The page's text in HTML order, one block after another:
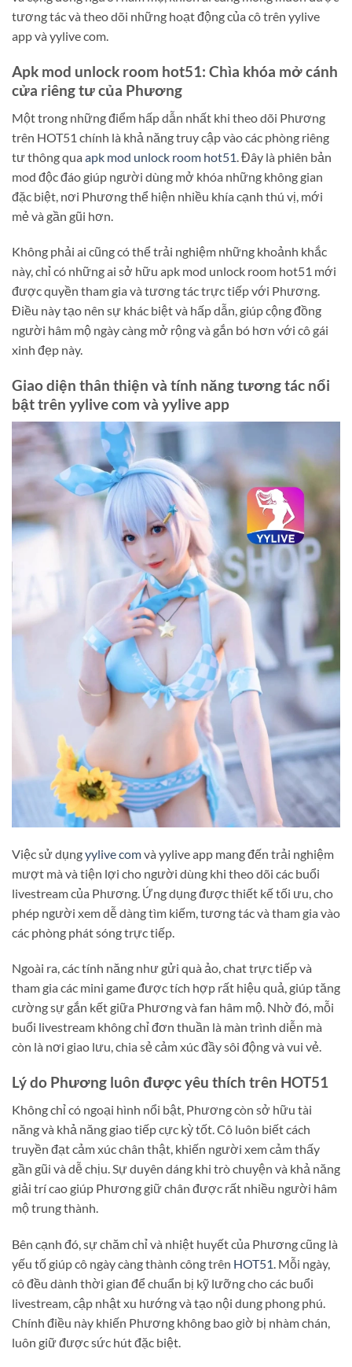
tương tác và theo dõi những hoạt động của cô trên yylive
app và yylive com.
Apk mod unlock room hot51: Chìa khóa mở cánh
cửa riêng tư của Phương
Một trong những điểm hấp dẫn nhất khi theo dõi Phương
trên HOT51 chính là khả năng truy cập vào các phòng riêng
tư thông qua apk mod unlock room hot51 . Đây là phiên bản
mod độc đáo giúp người dùng mở khóa những không gian
đặc biệt, nơi Phương thể hiện nhiều khía cạnh thú vị, mới
mẻ và gần gũi hơn.
Không phải ai cũng có thể trải nghiệm những khoảnh khắc
này, chỉ có những ai sở hữu apk mod unlock room hot51 mới
được quyền tham gia và tương tác trực tiếp với Phương.
Điều này tạo nên sự khác biệt và hấp dẫn, giúp cộng đồng
người hâm mộ ngày càng mở rộng và gắn bó hơn với cô gái
xinh đẹp này.
Giao diện thân thiện và tính năng tương tác nổi
bật trên yylive com và yylive app
Việc sử dụngyylive comvà yylive app mang đến trải nghiệm
mượt mà và tiện lợi cho người dùng khi theo dõi các buổi
livestream của Phương. Ứng dụng được thiết kế tối ưu, cho
phép người xem dễ dàng tìm kiếm, tương tác và tham gia vào
các phòng phát sóng trực tiếp.
Ngoài ra, các tính năng như gửi quà ảo, chat trực tiếp và
tham gia các mini game được tích hợp rất hiệu quả, giúp tăng
cường sự gắn kết giữa Phương và fan hâm mộ. Nhờ đó, mỗi
buổi livestream không chỉ đơn thuần là màn trình diễn mà
còn là nơi giao lưu, chia sẻ cảm xúc đầy sôi động và vui vẻ.
Lý do Phương luôn được yêu thích trên HOT51
Không chỉ có ngoại hình nổi bật, Phương còn sở hữu tài
năng và khả năng giao tiếp cực kỳ tốt. Cô luôn biết cách
truyền đạt cảm xúc chân thật, khiến người xem cảm thấy
gần gũi và dễ chịu. Sự duyên dáng khi trò chuyện và khả năng
giải trí cao giúp Phương giữ chân được rất nhiều người hâm
mộ trung thành.
Bên cạnh đó, sự chăm chỉ và nhiệt huyết của Phương cũng là
yếu tố giúp cô ngày càng thành công trên HOT51 . Mỗi ngày,
cô đều dành thời gian để chuẩn bị kỹ lưỡng cho các buổi
livestream, cập nhật xu hướng và tạo nội dung phong phú.
Chính điều này khiến Phương không bao giờ bị nhàm chán,
luôn giữ được sức hút đặc biệt.